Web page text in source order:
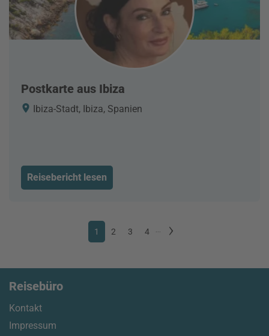
Postkarte aus Ibiza
Ibiza-Stadt, Ibiza, Spanien
Reisebericht lesen
1 2 3 4
Reisebüro
Kontakt
Impressum